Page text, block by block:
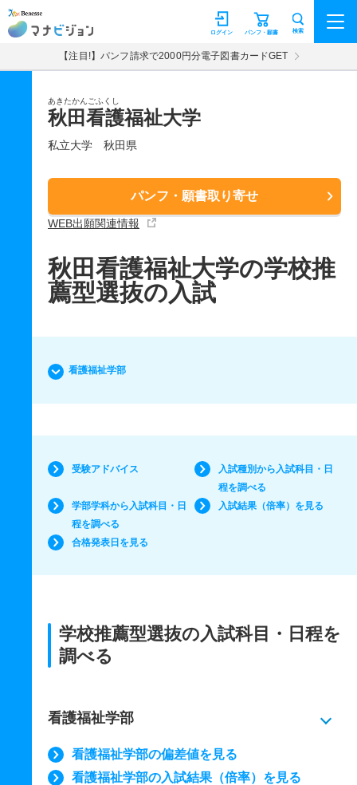
マナビジョン パンフ・願書
ログイン 検索
【注目!】パンフ請求で2000円分電子図書カードGET
あきたかんごふくし
秋田看護福祉大学
私立大学 秋田県
パンフ・願書取り寄せ
WEB出願関連情報
秋田看護福祉大学の学校推
薦型選抜の入試
看護福祉学部
受験アドバイス
入試種別から入試科目・日
程を調べる
学部学科から入試科目・日
程を調べる
入試結果（倍率）を見る
合格発表日を見る
学校推薦型選抜の入試科目・日程を
調べる
看護福祉学部
看護福祉学部の偏差値を見る
看護福祉学部の入試結果（倍率）を見る